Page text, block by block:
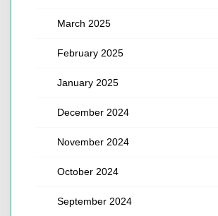
March 2025
February 2025
January 2025
December 2024
November 2024
October 2024
September 2024